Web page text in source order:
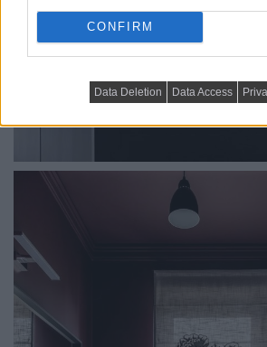
CONFIRM
Data Deletion Data Access